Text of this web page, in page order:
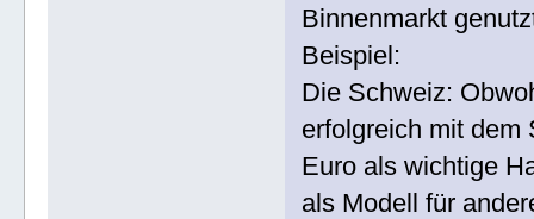
Binnenmarkt
Beispiel:
Die Schweiz:
erfolgreich mit dem
Euro als wichtige
als Modell für